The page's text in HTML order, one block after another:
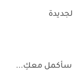
سأكمل معكِ...